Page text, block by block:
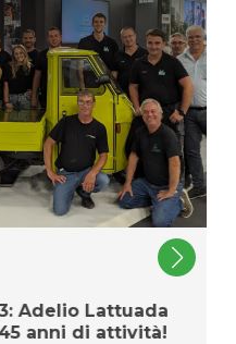
Adelio Lattuada
anni di attività!